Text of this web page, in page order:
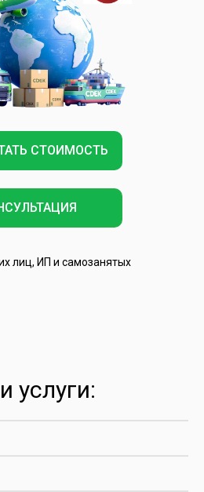
СТОИМОСТЬ
лиц, ИП и самозанятых
услуги: